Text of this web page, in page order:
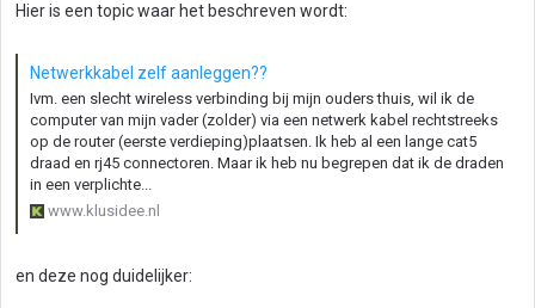
Hier is een topic waar het beschreven wordt:
Netwerkkabel zelf aanleggen??
Ivm. een slecht wireless verbinding bij mijn ouders thuis, wil ik de
computer van mijn vader (zolder) via een netwerk kabel rechtstreeks
op de router (eerste verdieping)plaatsen. Ik heb al een lange cat5
draad en rj45 connectoren. Maar ik heb nu begrepen dat ik de draden
in een verplichte...
www.klusidee.nl
en deze nog duidelijker: